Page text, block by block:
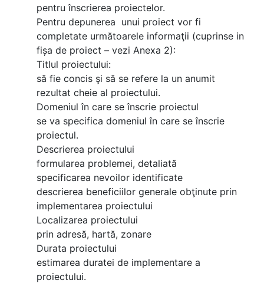
pentru înscrierea proiectelor.
Pentru depunerea unui proiect vor fi
completate următoarele informaţii (cuprinse in
fișa de proiect – vezi Anexa 2):
Titlul proiectului:
să fie concis şi să se refere la un anumit
rezultat cheie al proiectului.
Domeniul în care se înscrie proiectul
se va specifica domeniul în care se înscrie
proiectul.
Descrierea proiectului
formularea problemei, detaliată
specificarea nevoilor identificate
descrierea beneficiilor generale obţinute prin
implementarea proiectului
Localizarea proiectului
prin adresă, hartă, zonare
Durata proiectului
estimarea duratei de implementare a
proiectului.